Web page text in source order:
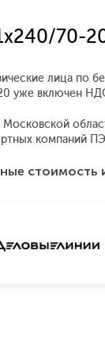
70-
лица по
уже включен
компаний